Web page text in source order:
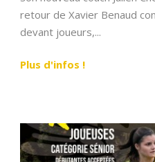
retour de Xavier Benaud
devant joueurs,...
Plus d'infos !